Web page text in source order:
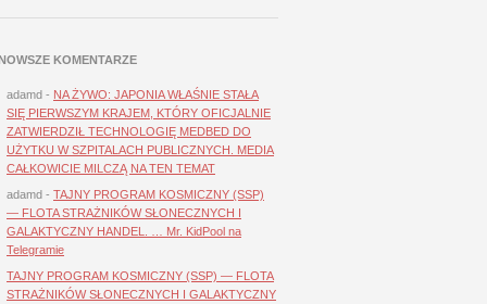
KOMENTARZE
adamd - NA ŻYWO: JAPONIA WŁAŚNIE STAŁA
SIĘ PIERWSZYM KRAJEM, KTÓRY OFICJALNIE
ZATWIERDZIŁ TECHNOLOGIĘ MEDBED DO
UŻYTKU W SZPITALACH PUBLICZNYCH. MEDIA
CAŁKOWICIE MILCZĄ NA TEN TEMAT
adamd - TAJNY PROGRAM KOSMICZNY (SSP)
— FLOTA STRAŻNIKÓW SŁONECZNYCH I
GALAKTYCZNY HANDEL. … Mr. KidPool na
Telegramie
TAJNY PROGRAM KOSMICZNY (SSP) — FLOTA
STRAŻNIKÓW SŁONECZNYCH I GALAKTYCZNY